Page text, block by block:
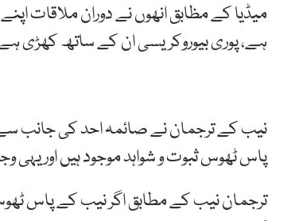
میڈیا کے مظابق انھوں نے دوران ملاقات
ہے، پوری بیوروکریسی ان کے ساتھ کھڑی
نیب کے ترجمان نے صائمہ احد کی جانب
پاس ٹھوس ثبوت و شواہد موجود ہیں اور یہی وجہ ہے کہ
ترجمان نیب کے مطابق اگر نیب کے پاس ٹھوس